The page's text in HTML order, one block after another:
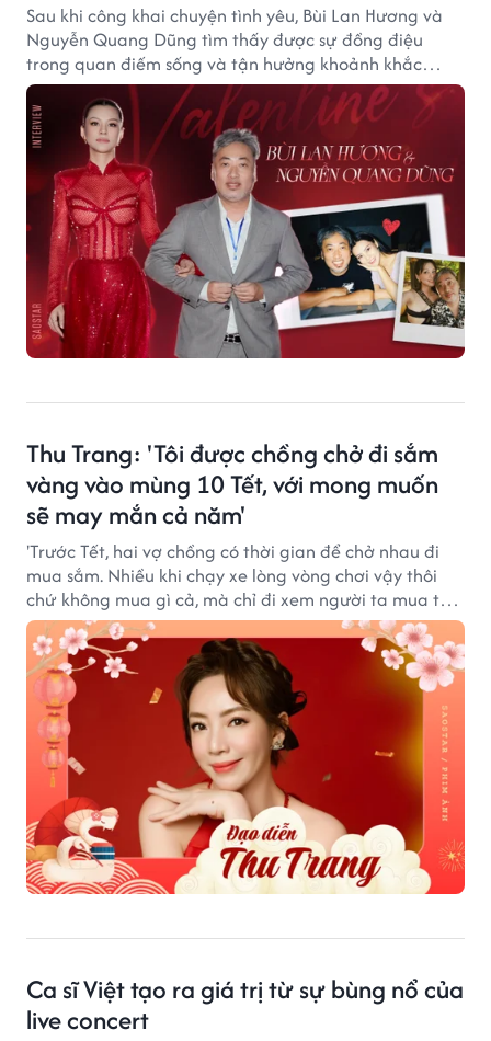
Sau khi công khai chuyện tình yêu, Bùi Lan Hương và
Nguyễn Quang Dũng tìm thấy được sự đồng điệu
trong quan điếm sống và tận hưởng khoảnh khắc
hạnh phúc, bình yên bên nhau.
Thu Trang: 'Tôi được chồng chở đi sắm
vàng vào mùng 10 Tết, với mong muốn
sẽ may mắn cả năm'
'Trước Tết, hai vợ chồng có thời gian để chở nhau đi
mua sắm. Nhiều khi chạy xe lòng vòng chơi vậy thôi
chứ không mua gì cả, mà chỉ đi xem người ta mua thôi
cũng thấy đủ vui rồi', Thu Trang chia sẻ.
Ca sĩ Việt tạo ra giá trị từ sự bùng nổ của
live concert